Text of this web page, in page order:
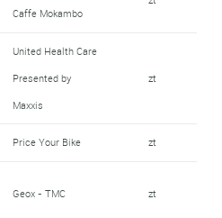
Caffe Mokambo
United Health Care
Presented by
Maxxis
zt
Price Your Bike zt
Geox - TMC zt